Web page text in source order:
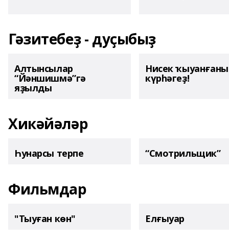
Гәзитебеҙ - дуҫыбыҙ
Алтынсылар
“Йәншишмә”гә
яҙылды
Нисек
күрһәгеҙ!
Хикәйәләр
Һунарсы терпе “Смотрильщик”
Фильмдар
"Тыуған көн" Елғыуар